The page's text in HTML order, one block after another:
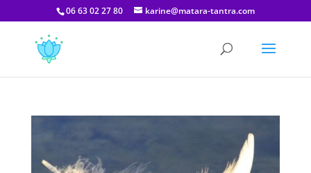
06 63 02 27 80 karine@matara-tantra.com